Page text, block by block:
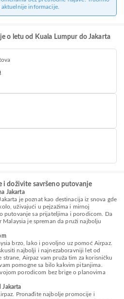
informacije.
o letu od Kuala Lumpur do Jakarta
i doživite savršeno putovanje
Jakarta
je poznat kao destinacija iz snova gde
uživajući u pejzažima i mirnoj
putovanje sa prijateljima i porodicom. Da
Malaysia je spreman da pruži najbolju
brzo, lako i povoljno uz pomoć Airpaz.
najbolji i najnezaboravniji let od
strane, Airpaz vam pruža tim za korisničku
pomogne sa bilo kakvim pitanjima.
porodicom bez brige o planovima
Jakarta
Pronađite najbolje promocije i